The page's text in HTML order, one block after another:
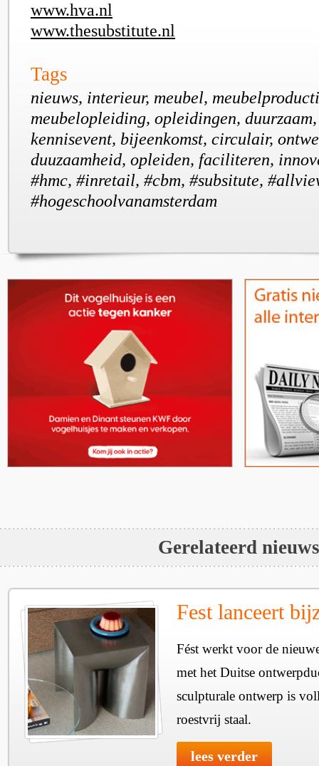
www.hva.nl
www.thesubstitute.nl
Tags
nieuws, interieur, meubel,
meubelopleiding, opleidingen,
kennisevent, bijeenkomst, circulair,
duuzaamheid, opleiden, faciliteren,
#hmc, #inretail, #cbm, #subsitute,
#hogeschoolvanamsterdam
Gerelateerd nieuws
Fest lanceert
Fést werkt voor de
met het Duitse
sculpturale ontwerp is
roestvrij staal.
lees verder